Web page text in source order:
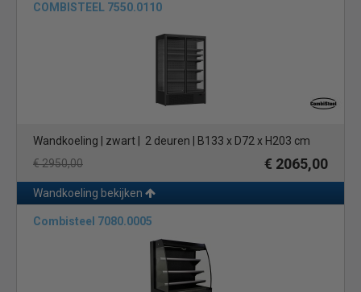
COMBISTEEL 7550.0110
Wandkoeling | zwart | 2 deuren | B133 x D72 x H203 cm
€ 2950,00
€ 2065,00
Wandkoeling bekijken
Combisteel 7080.0005